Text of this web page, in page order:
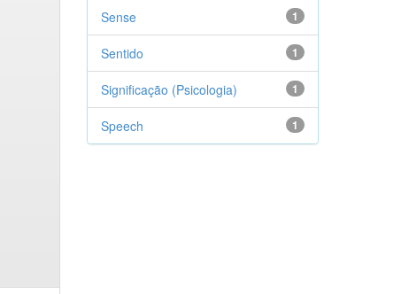
1
Sense
1
Sentido
1
Significação (Psicologia)
1
Speech